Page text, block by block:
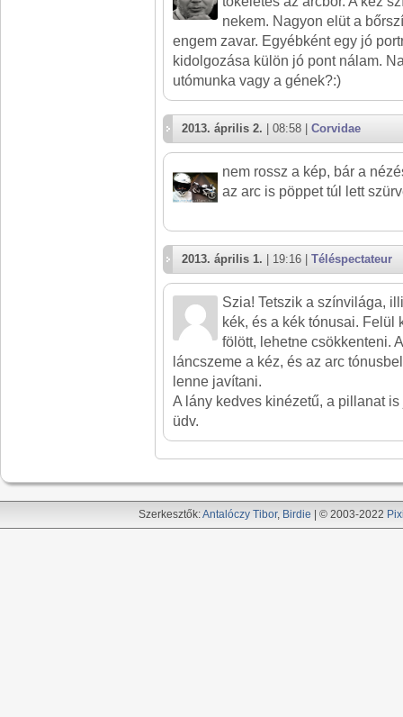
nekem. Nagyon elüt a
engem zavar. Egyébként egy jó
kidolgozása külön jó pont nálam.
utómunka vagy a gének?:)
2013. április 2. | 08:58 | Corvidae
nem rossz a kép, bár a
az arc is pöppet túl lett
2013. április 1. | 19:16 | Téléspectateur
Szia! Tetszik a színvilága,
kék, és a kék tónusai. Felül
fölött, lehetne csökkenteni.
láncszeme a kéz, és az arc
lenne javítani.
A lány kedves kinézetű, a pillanat is
üdv.
Szerkesztők:Antalóczy Tibor, Birdie | © 2003-2022